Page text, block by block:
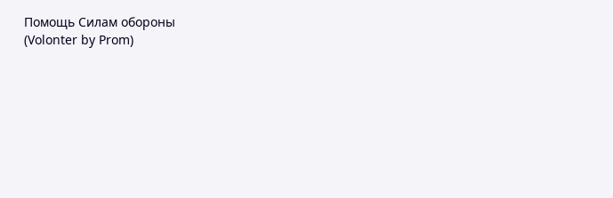
Помощь Силам обороны
(Volonter by Prom)